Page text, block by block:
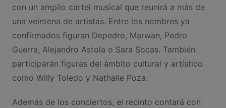
con un amplio cartel musical que reunirá a más de
una veintena de artistas. Entre los nombres ya
confirmados figuran Depedro, Marwan, Pedro
Guerra, Alejandro Astola o Sara Socas. También
participarán figuras del ámbito cultural y artístico
como Willy Toledo y Nathalie Poza.
Además de los conciertos, el recinto contará con